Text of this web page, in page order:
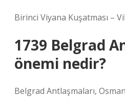
Birinci Viyana Kuşatması –
1739 Belgrad
önemi nedir?
Belgrad Antlaşmaları,